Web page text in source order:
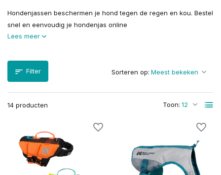
Hondenjassen beschermen je hond tegen de regen en kou. Bestel
snel en eenvoudig je hondenjas online
Lees meer
Filter
14 producten Toon:
Sorteren op: